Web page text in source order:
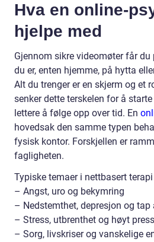
Hva en online-
hjelpe med
Gjennom sikre videomøter får
du er, enten hjemme, på hytta
Alt du trenger er en skjerm og et
senker dette terskelen for å
lettere å følge opp over tid. En
hovedsak den samme typen
fysisk kontor. Forskjellen er
fagligheten.
Typiske temaer i nettbasert
– Angst, uro og bekymring
– Nedstemthet, depresjon og tap
– Stress, utbrenthet og høyt press
– Sorg, livskriser og vanskelige